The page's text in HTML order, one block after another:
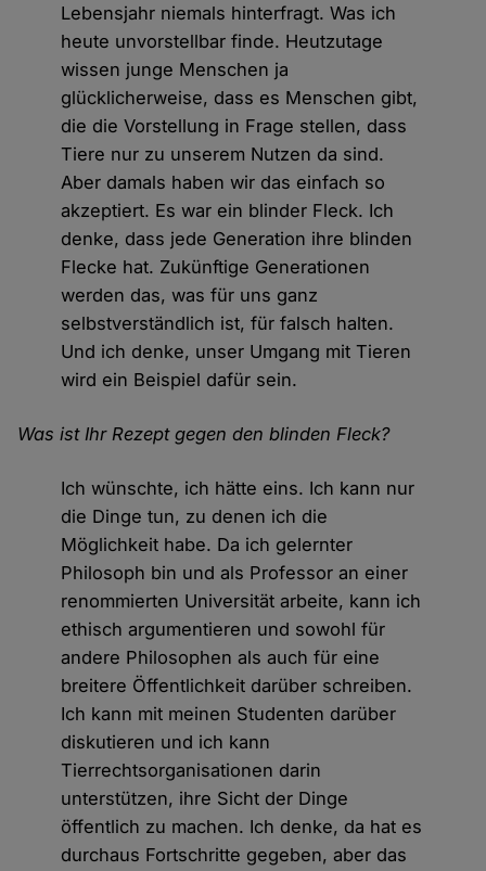
Lebensjahr niemals hinterfragt. Was ich
heute unvorstellbar finde. Heutzutage
wissen junge Menschen ja
glücklicherweise, dass es Menschen gibt,
die die Vorstellung in Frage stellen, dass
Tiere nur zu unserem Nutzen da sind.
Aber damals haben wir das einfach so
akzeptiert. Es war ein blinder Fleck. Ich
denke, dass jede Generation ihre blinden
Flecke hat. Zukünftige Generationen
werden das, was für uns ganz
selbstverständlich ist, für falsch halten.
Und ich denke, unser Umgang mit Tieren
wird ein Beispiel dafür sein.
Was ist Ihr Rezept gegen den blinden Fleck?
Ich wünschte, ich hätte eins. Ich kann nur
die Dinge tun, zu denen ich die
Möglichkeit habe. Da ich gelernter
Philosoph bin und als Professor an einer
renommierten Universität arbeite, kann ich
ethisch argumentieren und sowohl für
andere Philosophen als auch für eine
breitere Öffentlichkeit darüber schreiben.
Ich kann mit meinen Studenten darüber
diskutieren und ich kann
Tierrechtsorganisationen darin
unterstützen, ihre Sicht der Dinge
öffentlich zu machen. Ich denke, da hat es
durchaus Fortschritte gegeben, aber das